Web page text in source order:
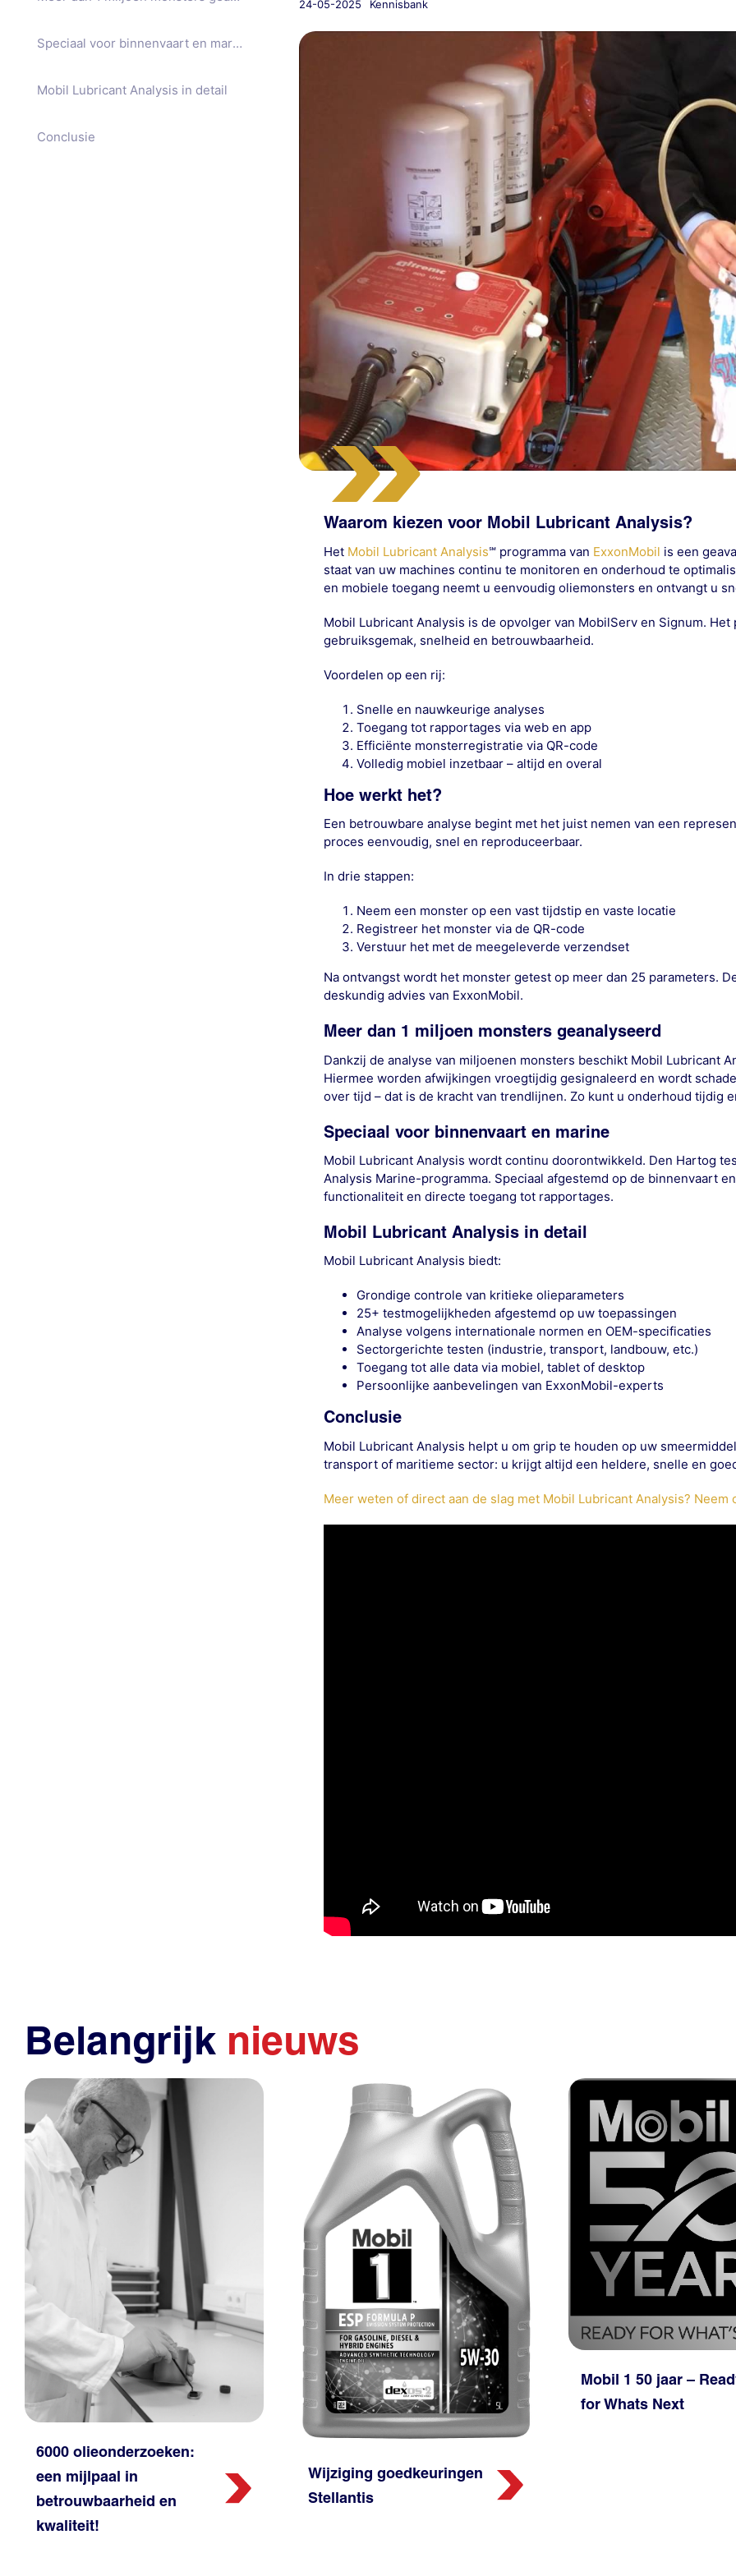
Speciaal voor binnenvaart en marine
Mobil Lubricant Analysis in detail
Conclusie
24-05-2025 Kennisbank
Waarom kiezen voor Mobil Lubricant Analysis?
Het Mobil Lubricant Analysis℠ programma van ExxonMobil is een
staat van uw machines continu te monitoren en onderhoud te
en mobiele toegang neemt u eenvoudig oliemonsters en ontvangt u
Mobil Lubricant Analysis is de opvolger van MobilServ en Signum.
gebruiksgemak, snelheid en betrouwbaarheid.
Voordelen op een rij:
Snelle en nauwkeurige analyses
Toegang tot rapportages via web en app
Efficiënte monsterregistratie via QR-code
Volledig mobiel inzetbaar – altijd en overal
Hoe werkt het?
Een betrouwbare analyse begint met het juist nemen van een
proces eenvoudig, snel en reproduceerbaar.
In drie stappen:
Neem een monster op een vast tijdstip en vaste locatie
Registreer het monster via de QR-code
Verstuur het met de meegeleverde verzendset
Na ontvangst wordt het monster getest op meer dan 25 parameters.
deskundig advies van ExxonMobil.
Meer dan 1 miljoen monsters geanalyseerd
Dankzij de analyse van miljoenen monsters beschikt Mobil Lubricant
Hiermee worden afwijkingen vroegtijdig gesignaleerd en wordt
over tijd – dat is de kracht van trendlijnen. Zo kunt u onderhoud tijdig
Speciaal voor binnenvaart en marine
Mobil Lubricant Analysis wordt continu doorontwikkeld. Den Hartog
Analysis Marine-programma. Speciaal afgestemd op de binnenvaart
functionaliteit en directe toegang tot rapportages.
Mobil Lubricant Analysis in detail
Mobil Lubricant Analysis biedt:
Grondige controle van kritieke olieparameters
25+ testmogelijkheden afgestemd op uw toepassingen
Analyse volgens internationale normen en OEM-specificaties
Sectorgerichte testen (industrie, transport, landbouw, etc.)
Toegang tot alle data via mobiel, tablet of desktop
Persoonlijke aanbevelingen van ExxonMobil-experts
Conclusie
Mobil Lubricant Analysis helpt u om grip te houden op uw
transport of maritieme sector: u krijgt altijd een heldere, snelle en
Meer weten of direct aan de slag met Mobil Lubricant Analysis? Neem
Belangrijk nieuws
6000 olieonderzoeken:
een mijlpaal in
betrouwbaarheid en
kwaliteit!
Wijziging goedkeuringen
Stellantis
Mobil 1 50 jaar –
for Whats Next